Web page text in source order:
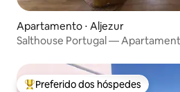
Apartamento ⋅ Aljezur
Salthouse Portugal —
Preferido dos hóspedes